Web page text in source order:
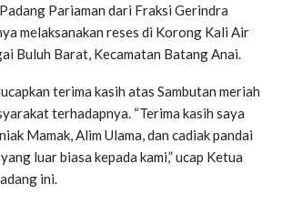
Pariaman dari Fraksi Gerindra
melaksanakan reses di Korong Kali Air
Buluh Barat, Kecamatan Batang Anai.
terima kasih atas Sambutan meriah
terhadapnya. “Terima kasih saya
Mamak, Alim Ulama, dan cadiak pandai
luar biasa kepada kami,” ucap Ketua
ini.